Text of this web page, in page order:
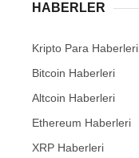
HABERLER
Kripto Para Haberleri
Bitcoin Haberleri
Altcoin Haberleri
Ethereum Haberleri
XRP Haberleri